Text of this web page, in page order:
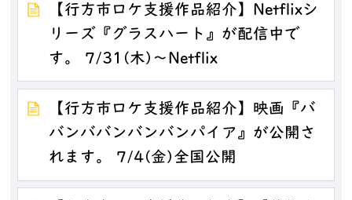
【行方市ロケ支援作品紹介】Netflixシ
リーズ『グラスハート』が配信中で
す。 7/31(木)～Netflix
【行方市ロケ支援作品紹介】映画『バ
バンババンバンバンパイア』が公開さ
れます。 7/4(金)全国公開